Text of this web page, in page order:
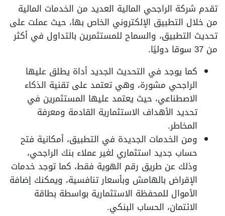
تقدم شركة الراجحي المالية العديد من الخدمات المالية
من خلال التطبيق الإلكتروني الخاص بها، حيث عملت على
تحديث التطبيق، والسماح للمستثمرين بالتداول في أكثر
من 37 سوقا دوليًا.
كما يوجد في التحديث الجديد أداة يطلق عليها
الراجحي مشورة، وهي تعتمد على تقنية الذكاء
الاصطناعي، حيث يعتمد عليها المستثمرين في
تحديد الأهداف الاستثمارية القادمة ومعرفة
المخاطر.
ومن الخدمات الجديدة في التطبيق، أمكانية فتح
حساب جديد استثماري لغير عملاء بنك الراجحي،
وذلك عن طريق رقم الهوية فقط، كما توجد خدمات
الإقراض بالهامش وبأسعار تنافسية، ويمكنك إضافة
الأموال للمحفظة الاستثمارية بواسطة بطاقة
الائتمان، الحساب البنكي.